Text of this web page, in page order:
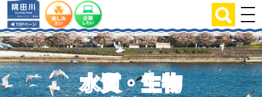
水質・生物